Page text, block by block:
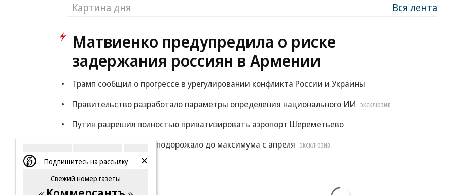
Картина дня Вся лента
Матвиенко предупредила о риске
задержания россиян в Армении
Трамп сообщил о прогрессе в урегулировании конфликта России и Украины
Правительство разработало параметры определения национального ИИ
ЭКСКЛЮЗИВ
Путин разрешил полностью приватизировать аэропорт Шереметьево
Дизтопливо в Европе подорожало до максимума с апреля
ЭКСКЛЮЗИВ
Еще
Подпишитесь на рассылку
Свежий номер газеты